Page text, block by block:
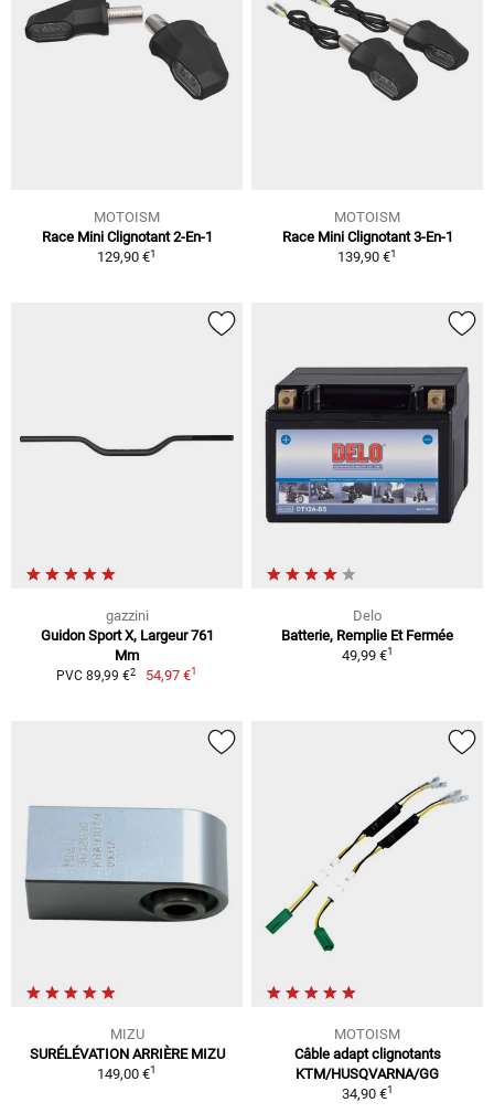
MOTOISM
Race Mini Clignotant 2-En-1
129,90 €1
MOTOISM
Race Mini Clignotant 3-En-1
139,90 €1
gazzini
Guidon Sport X, Largeur 761
Mm
PVC 89,99 €2 54,97 €1
Delo
Batterie, Remplie Et Fermée
49,99 €1
MIZU
SURÉLÉVATION ARRIÈRE MIZU
149,00 €1
MOTOISM
Câble adapt clignotants
KTM/HUSQVARNA/GG
34,90 €1